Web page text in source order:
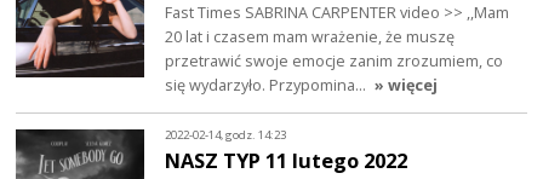
Fast Times SABRINA CARPENTER video >> ,,Mam
20 lat i czasem mam wrażenie, że muszę
przetrawić swoje emocje zanim zrozumiem, co
się wydarzyło. Przypomina… » więcej
2022-02-14, godz. 14:23
NASZ TYP 11 lutego 2022